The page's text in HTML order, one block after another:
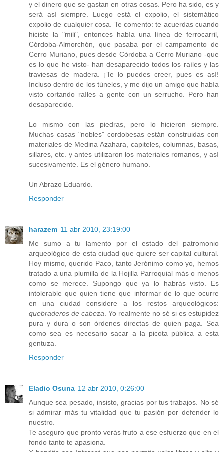
y el dinero que se gastan en otras cosas. Pero ha sido, es y
será así siempre. Luego está el expolio, el sistemático
expolio de cualquier cosa. Te comento: te acuerdas cuando
hiciste la "mili", entonces había una línea de ferrocarril,
Córdoba-Almorchón, que pasaba por el campamento de
Cerro Muriano, pues desde Córdoba a Cerro Muriano -que
es lo que he visto- han desaparecido todos los raíles y las
traviesas de madera. ¡Te lo puedes creer, pues es así!
Incluso dentro de los túneles, y me dijo un amigo que había
visto cortando raíles a gente con un serrucho. Pero han
desaparecido.
Lo mismo con las piedras, pero lo hicieron siempre.
Muchas casas "nobles" cordobesas están construidas con
materiales de Medina Azahara, capiteles, columnas, basas,
sillares, etc. y antes utilizaron los materiales romanos, y así
sucesivamente. Es el género humano.
Un Abrazo Eduardo.
Responder
harazem 11 abr 2010, 23:19:00
Me sumo a tu lamento por el estado del patromonio
arqueológico de esta ciudad que quiere ser capital cultural.
Hoy mismo, querido Paco, tanto Jerónimo como yo, hemos
tratado a una plumilla de la Hojilla Parroquial más o menos
como se merece. Supongo que ya lo habrás visto. Es
intolerable que quien tiene que informar de lo que ocurre
en una ciudad considere a los restos arqueológicos:
quebraderos de cabeza. Yo realmente no sé si es estupidez
pura y dura o son órdenes directas de quien paga. Sea
como sea es necesario sacar a la picota pública a esta
gentuza.
Responder
Eladio Osuna 12 abr 2010, 0:26:00
Aunque sea pesado, insisto, gracias por tus trabajos. No sé
si admirar más tu vitalidad que tu pasión por defender lo
nuestro.
Te aseguro que pronto verás fruto a ese esfuerzo que en el
fondo tanto te apasiona.